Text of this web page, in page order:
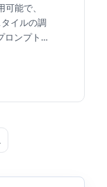
能で、
イルの調
ロンプト追